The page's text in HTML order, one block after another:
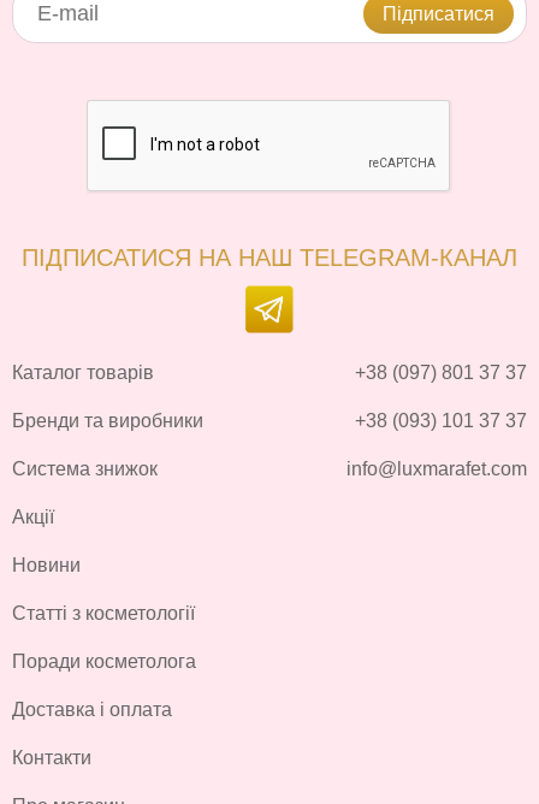
Підписатися
ПІДПИСАТИСЯ НА НАШ TELEGRAM-КАНАЛ
Каталог товарів
Бренди та виробники
Система знижок
Акції
Новини
Статті з косметології
Поради косметолога
Доставка і оплата
Контакти
+38 (097) 801 37 37
+38 (093) 101 37 37
info@luxmarafet.com